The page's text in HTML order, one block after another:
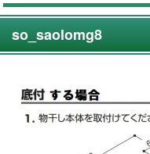
so_saolomg8